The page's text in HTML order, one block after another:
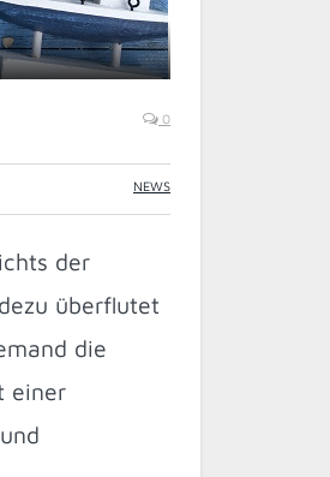
0
NEWS
der
überflutet
die
einer